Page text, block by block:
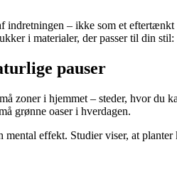
indretningen – ikke som et
i materialer, der passer til din
pauser
zoner i hjemmet – steder, hvor
grønne oaser i hverdagen.
mental effekt. Studier viser, at